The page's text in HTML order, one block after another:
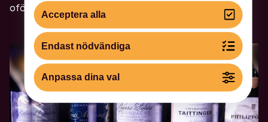
oförglömlig upplevelse!
Acceptera alla
Endast nödvändiga
Anpassa dina val